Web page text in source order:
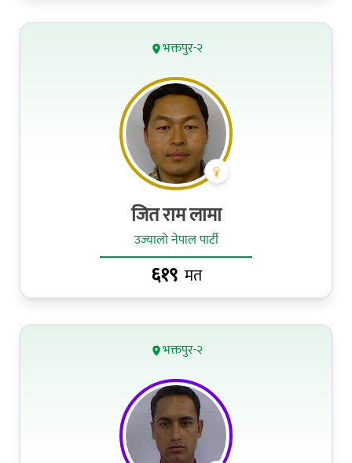
भक्तपुर-२
जित राम लामा
उज्यालो नेपाल पार्टी
६१९ मत
भक्तपुर-२